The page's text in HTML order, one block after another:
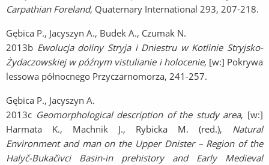
Carpathian Foreland, Quaternary International 293, 207-218.
Gębica P., Jacyszyn A., Budek A., Czumak N.
2013b Ewolucja doliny Stryja i Dniestru w Kotlinie Stryjsko-
Żydaczowskiej w późnym vistulianie i holocenie, [w:] Pokrywa
lessowa północnego Przyczarnomorza, 241-257.
Gębica P., Jacyszyn A.
2013c Geomorphological description of the study area, [w:]
Harmata K., Machnik J., Rybicka M. (red.), Natural
Environment and man on the Upper Dnister – Region of the
Halyč-Bukačivci Basin-in prehistory and Early Medieval